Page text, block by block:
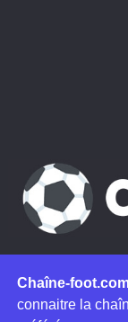
Chaîne-
connaitre la